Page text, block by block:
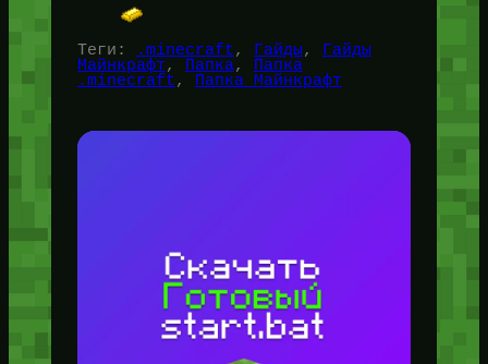
Теги: .minecraft, Гайды,
Гайды
Майнкрафт, Папка,
Папка
.minecraft, Папка Майнкрафт